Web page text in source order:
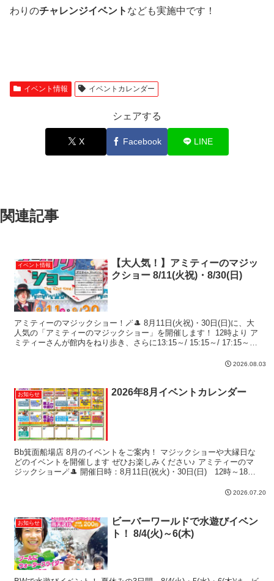
わりのチャレンジイベント なども実施中です！
イベント情報 イベントカレンダー
シェアする
X Facebook LINE
関連記事
イベント情報
【大人気！】アミティーのマジッ
クショー 8/11(火祝)・8/30(日)
アミティーのマジックショー！🪄🎩 8月11日(火祝)・30日(日)に、大
人気の「アミティーのマジックショー」を開催します！ 12時より ア
ミティーさんが館内をねり歩き、さらに13:15～/ 15:15～/ 17:15～に
2026.08.03
お知らせ 2026年8月イベントカレンダー
Bb箕面船場店 8月のイベントをご案内！ マジックショーや大縁日な
どのイベントを開催します ぜひお楽しみください♪ アミティーのマ
ジックショー🪄🎩 開催日時：8月11日(祝火)・30日(日) 12時～18時
2026.07.20
お知らせ
ビーバーワールドで水遊びイベン
ト！ 8/4(火)～6(木)